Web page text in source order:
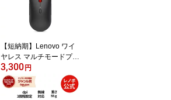
【短納期】Lenovo ワイ
ヤレス マルチモードプロ
マウス 6000 無線 Blueto
oth DPI切替 静音 (4Y51S
61874) 送料無料 3年保証
3,300 円